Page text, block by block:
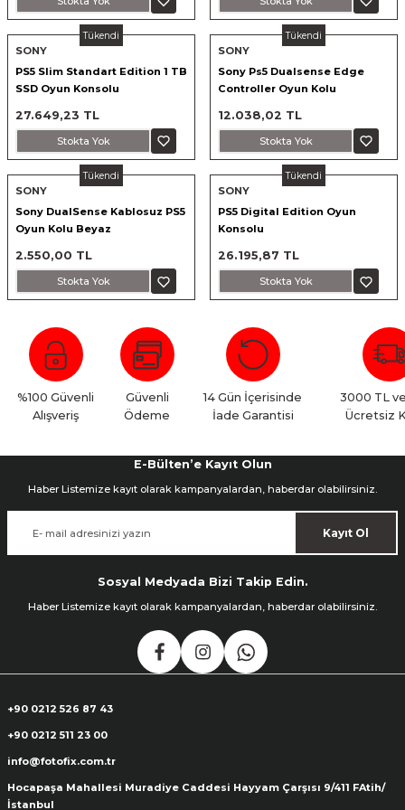
Cihazları
Işıklar
Setleri
Tükendi
SONY
PS5 Slim Standart Edition 1 TB
SSD Oyun Konsolu
27.649,23 TL
Stokta Yok
Tükendi
SONY
Sony Ps5 Dualsense Edge
Controller Oyun Kolu
12.038,02 TL
Stokta Yok
Tükendi
SONY
Sony DualSense Kablosuz PS5
Oyun Kolu Beyaz
2.550,00 TL
Stokta Yok
Tükendi
SONY
PS5 Digital Edition Oyun
Konsolu
26.195,87 TL
Stokta Yok
%100 Güvenli
Alışveriş
Güvenli
Ödeme
14 Gün İçerisinde
İade Garantisi
3000 TL
Ücretsiz
E-Bülten’e Kayıt Olun
Haber Listemize kayıt olarak kampanyalardan, haberdar olabilirsiniz.
Kayıt Ol
Sosyal Medyada Bizi Takip Edin.
Haber Listemize kayıt olarak kampanyalardan, haberdar olabilirsiniz.
+90 0212 526 87 43
+90 0212 511 23 00
info@fotofix.com.tr
Hocapaşa Mahallesi Muradiye Caddesi Hayyam Çarşısı 9/411 FAtih/
İstanbul